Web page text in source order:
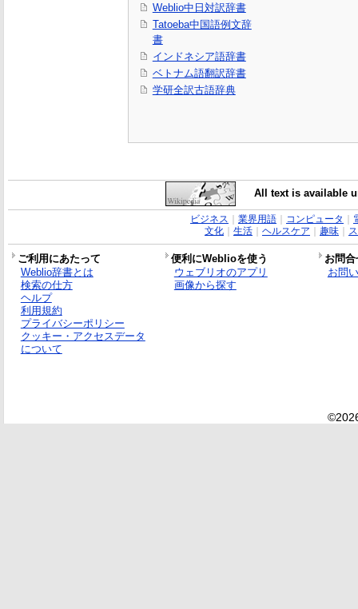
Weblio中日対訳辞書
Tatoeba中国語例文辞
書
インドネシア語辞書
ベトナム語翻訳辞書
学研全訳古語辞典
All text is available
ビジネス 業界用語｜ コンピュータ
文化｜ 生活｜ ヘルスケア 趣味｜
ご利用にあたって 便利にWeblioを使う
お問
Weblio辞書とは
検索の仕方
ヘルプ
利用規約
プライバシーポリシー
クッキー・アクセスデータ
について
ウェブリオのアプリ
画像から探す
お問